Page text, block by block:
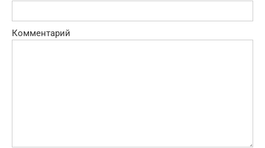
Комментарий